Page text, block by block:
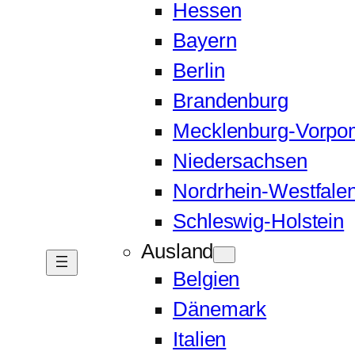
Hessen
Bayern
Berlin
Brandenburg
Mecklenburg-
Niedersachsen
Nordrhein-
Schleswig-Holstein
Ausland
Belgien
Dänemark
Italien